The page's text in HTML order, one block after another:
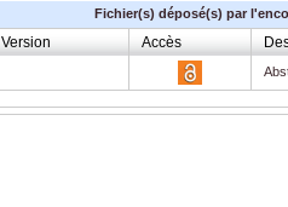
Fichier(s) déposé(s) par
Version Accès